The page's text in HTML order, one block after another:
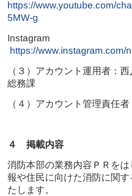
https://www.youtube.com/
5MW-g
Instagram
https://www.instagram.com/
（３）アカウント運用者：
総務課
（４）アカウント管理責任
４ 掲載内容
消防本部の業務内容ＰＲを
報や住民に向けた消防に関
たします。